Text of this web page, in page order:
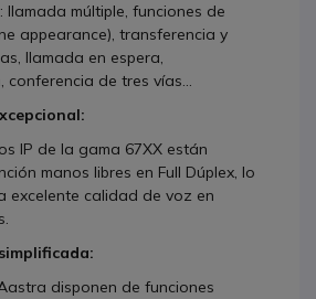
llamada múltiple, funciones de
appearance), transferencia y
llamada en espera,
conferencia de tres vías...
IP de la gama 67XX están
manos libres en Full Dúplex, lo
excelente calidad de voz en
disponen de funciones